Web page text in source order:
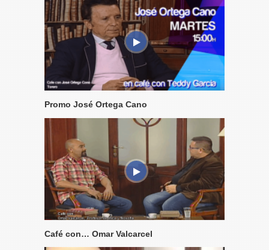
Promo José Ortega Cano
Café con… Omar Valcarcel